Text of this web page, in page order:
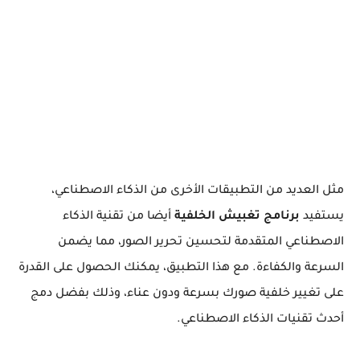
مثل العديد من التطبيقات الأخرى من الذكاء الاصطناعي،
يستفيد برنامج تغبيش الخلفية أيضا من تقنية الذكاء
الاصطناعي المتقدمة لتحسين تحرير الصور، مما يضمن
السرعة والكفاءة. مع هذا التطبيق، يمكنك الحصول على القدرة
على تغيير خلفية صورك بسرعة ودون عناء، وذلك بفضل دمج
أحدث تقنيات الذكاء الاصطناعي.